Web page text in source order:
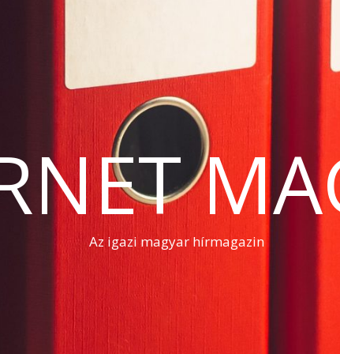
Az igazi magyar hírmagazin